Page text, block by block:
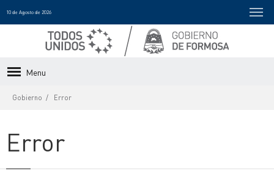
10 de Agosto de 2026
Menu
Gobierno Error
Error